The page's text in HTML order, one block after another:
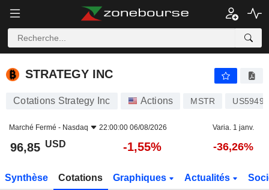
STRATEGY INC 96,85
STRATEGY INC
Cotations Strategy Inc Actions MSTR
Marché Fermé - Nasdaq 22:00:00 06/08/2026 Varia. 1 janv.
96,85 USD -1,55% -36,26%
Synthèse Cotations Graphiques Actualités